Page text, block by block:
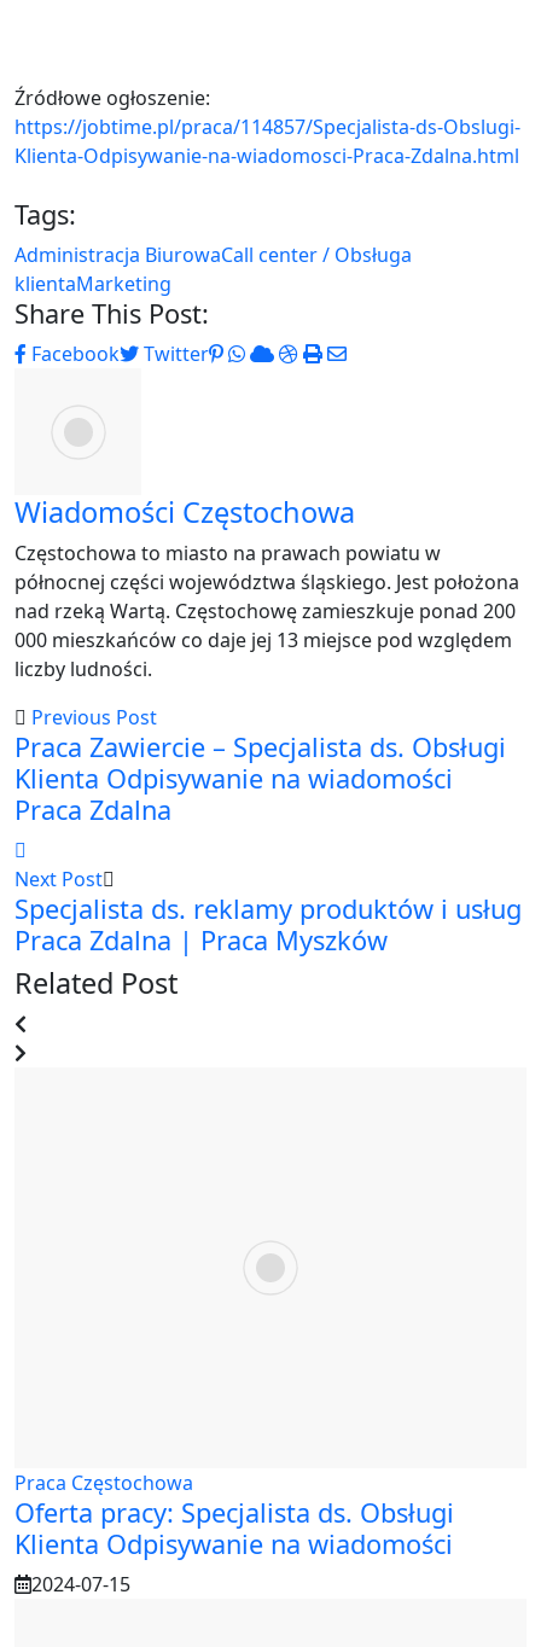
Źródłowe ogłoszenie:
https://jobtime.pl/praca/114857/Specjalista-ds-Obslugi-
Klienta-Odpisywanie-na-wiadomosci-Praca-Zdalna.html
Tags:
Administracja BiurowaCall center / Obsługa
klientaMarketing
Share This Post:
Facebook Twitter Pinterest
Whatsapp
CloudStumbleUpon
PrintShare
Wiadomości Częstochowa
Częstochowa to miasto na prawach powiatu w
północnej części województwa śląskiego. Jest położona
nad rzeką Wartą. Częstochowę zamieszkuje ponad 200
000 mieszkańców co daje jej 13 miejsce pod względem
liczby ludności.
Previous Post
Praca Zawiercie – Specjalista ds. Obsługi
Klienta Odpisywanie na wiadomości
Praca Zdalna
Next Post
Specjalista ds. reklamy produktów i usług
Praca Zdalna | Praca Myszków
Related Post
Praca Częstochowa
Oferta pracy: Specjalista ds. Obsługi
Klienta Odpisywanie na wiadomości
2024-07-15